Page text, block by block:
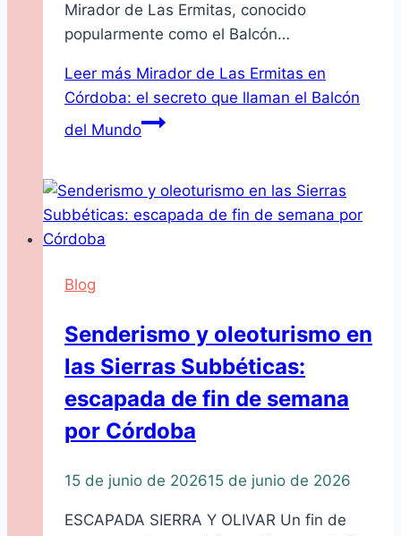
Mirador de Las Ermitas, conocido
popularmente como el Balcón…
Leer más Mirador de Las Ermitas en
Córdoba: el secreto que llaman el Balcón
del Mundo
Blog
Senderismo y oleoturismo en
las Sierras Subbéticas:
escapada de fin de semana
por Córdoba
15 de junio de 202615 de junio de 2026
ESCAPADA SIERRA Y OLIVAR Un fin de